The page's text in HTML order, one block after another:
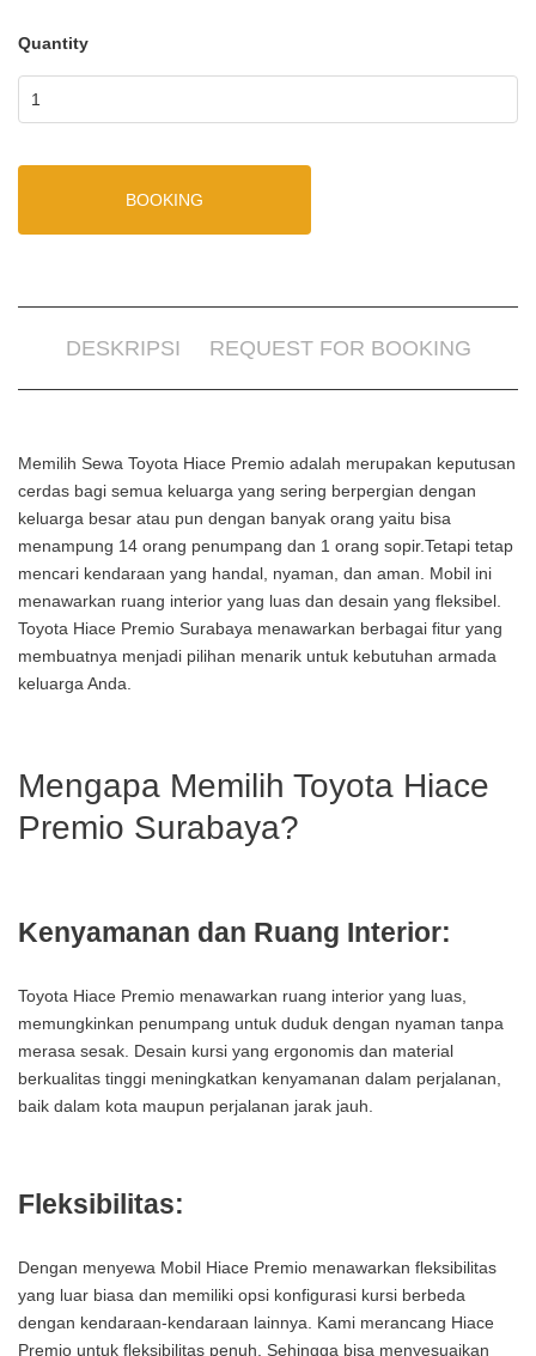
Quantity
BOOKING
DESKRIPSI REQUEST FOR BOOKING
Memilih Sewa Toyota Hiace Premio adalah merupakan keputusan
cerdas bagi semua keluarga yang sering berpergian dengan
keluarga besar atau pun dengan banyak orang yaitu bisa
menampung 14 orang penumpang dan 1 orang sopir.Tetapi tetap
mencari kendaraan yang handal, nyaman, dan aman. Mobil ini
menawarkan ruang interior yang luas dan desain yang fleksibel.
Toyota Hiace Premio Surabaya menawarkan berbagai fitur yang
membuatnya menjadi pilihan menarik untuk kebutuhan armada
keluarga Anda.
Mengapa Memilih Toyota Hiace
Premio Surabaya?
Kenyamanan dan Ruang Interior:
Toyota Hiace Premio menawarkan ruang interior yang luas,
memungkinkan penumpang untuk duduk dengan nyaman tanpa
merasa sesak. Desain kursi yang ergonomis dan material
berkualitas tinggi meningkatkan kenyamanan dalam perjalanan,
baik dalam kota maupun perjalanan jarak jauh.
Fleksibilitas:
Dengan menyewa Mobil Hiace Premio menawarkan fleksibilitas
yang luar biasa dan memiliki opsi konfigurasi kursi berbeda
dengan kendaraan-kendaraan lainnya. Kami merancang Hiace
Premio untuk fleksibilitas penuh. Sehingga bisa menyesuaikan